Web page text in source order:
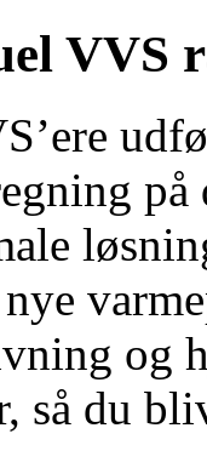
VVS
og
så du